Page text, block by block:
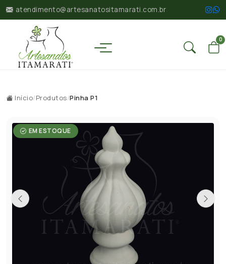
atendimento@artesanatositamarati.com.br
0
Início/Produtos/Pinha P1
EM ESTOQUE